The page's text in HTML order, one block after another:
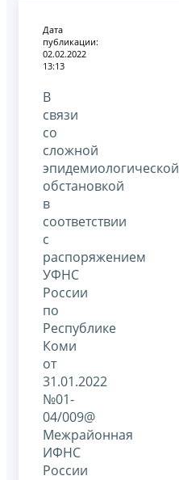
Дата
публикации:
02.02.2022
13:13
В
связи
со
сложной
эпидемиологической
обстановкой
в
соответствии
с
распоряжением
УФНС
России
по
Республике
Коми
от
31.01.2022
№01-
04/009@
Межрайонная
ИФНС
России